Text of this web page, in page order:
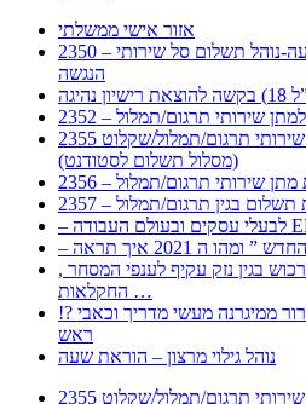
אזור אישי ממשלתי
2350 – מידע לסטודנט עם לקות שמיעה-נוהל תשלום סל שירותי
הנגשה
למתן שירותי תרגום/תמלול
2355 דרישה לתשלום עבור מתן שירותי תרגום/תמלול/שקלוט
(מסלול תשלום לסטודנט)
מתן שירותי תרגום/תמלול
תשלום בגין תרגום/תמלול
ה 2021 איך תראה
, התעשייה , פיצויי מס רכוש בגין נזק עקיף לענפי המסחר
החקלאות …
!? איך להפרד מהמיגרנה לשחרור ממיגרנה מעשי מדריך וכאבי
ראש
נוהל גילוי מרצון – הוראת שעה
2355 דרישה לתשלום עבור מתן שירותי תרגום/תמלול/שקלוט